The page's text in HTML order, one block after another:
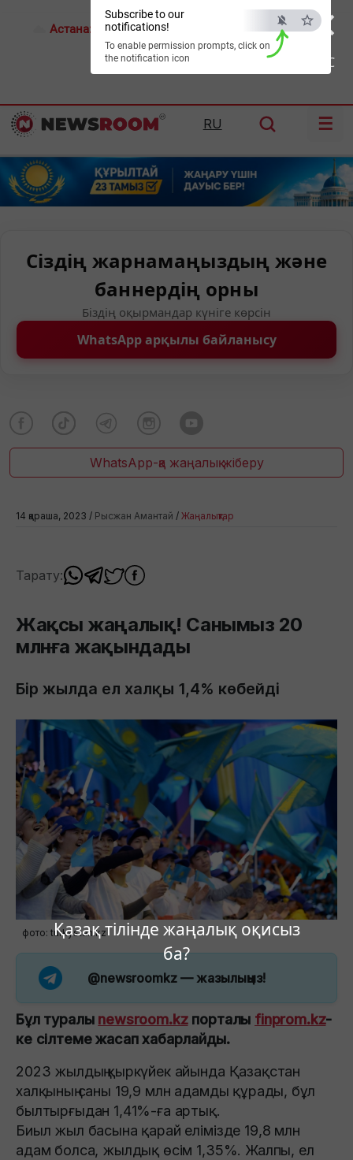
×
ESC
Қазақ тілінде жаңалық оқисыз
ба?
Subscribe to our
notifications!
To enable permission prompts, click on
the notification icon
Астана: 24°C Алматы: Шымкент:33°C
RU ☰
Сіздің жарнамаңыздың және
баннердің орны
Біздің оқырмандар күніге көрсін
WhatsApp арқылы байланысу
WhatsApp-қа жаңалық жіберу
14 қараша, 2023 / Рысжан Амантай / Жаңалықтар
Тарату:
Жақсы жаңалық! Санымыз 20
млнға жақындады
Бір жылда ел халқы 1,4% көбейді
фото: turkystan.kz
@newsroomkz — жазылыңыз!
Бұл туралы newsroom.kzпорталы finprom.kz-
ке сілтеме жасап хабарлайды.
2023 жылдың қыркүйек айында Қазақстан
халқының саны 19,9 млн адамды құрады, бұл
былтырғыдан 1,41%-ға артық.
Биыл жыл басына қарай елімізде 19,8 млн
адам болса, жылдық өсім 1,35%. Жалпы, ел